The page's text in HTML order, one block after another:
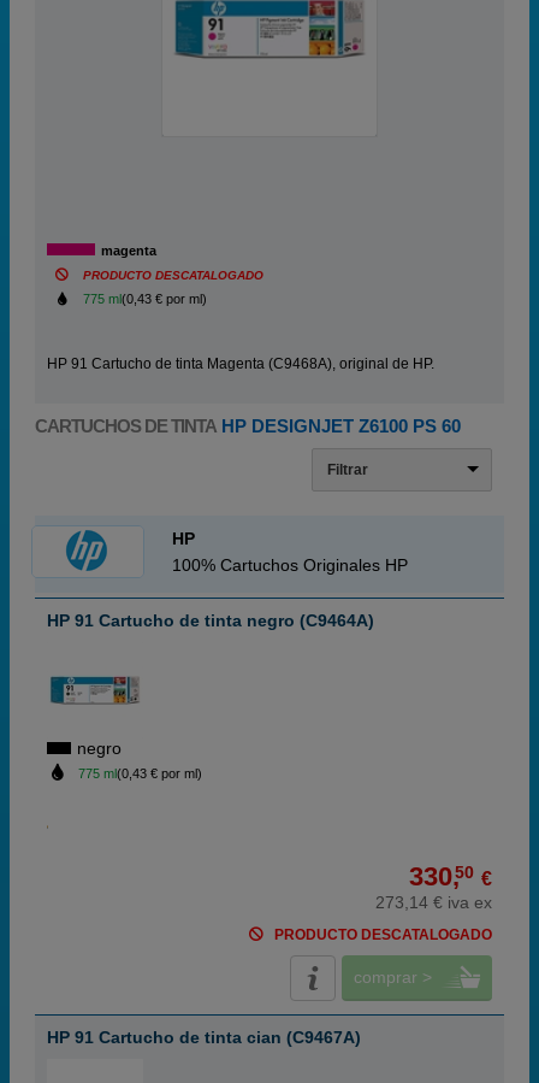
magenta
PRODUCTO DESCATALOGADO
775 ml(0,43 € por ml)
HP 91 Cartucho de tinta Magenta (C9468A), original de HP.
CARTUCHOS DE TINTA HP DESIGNJET Z6100 PS 60
Filtrar
HP
100% Cartuchos Originales HP
HP 91 Cartucho de tinta negro (C9464A)
negro
775 ml(0,43 € por ml)
330,50 €
273,14 € iva ex
PRODUCTO DESCATALOGADO
comprar >
HP 91 Cartucho de tinta cian (C9467A)